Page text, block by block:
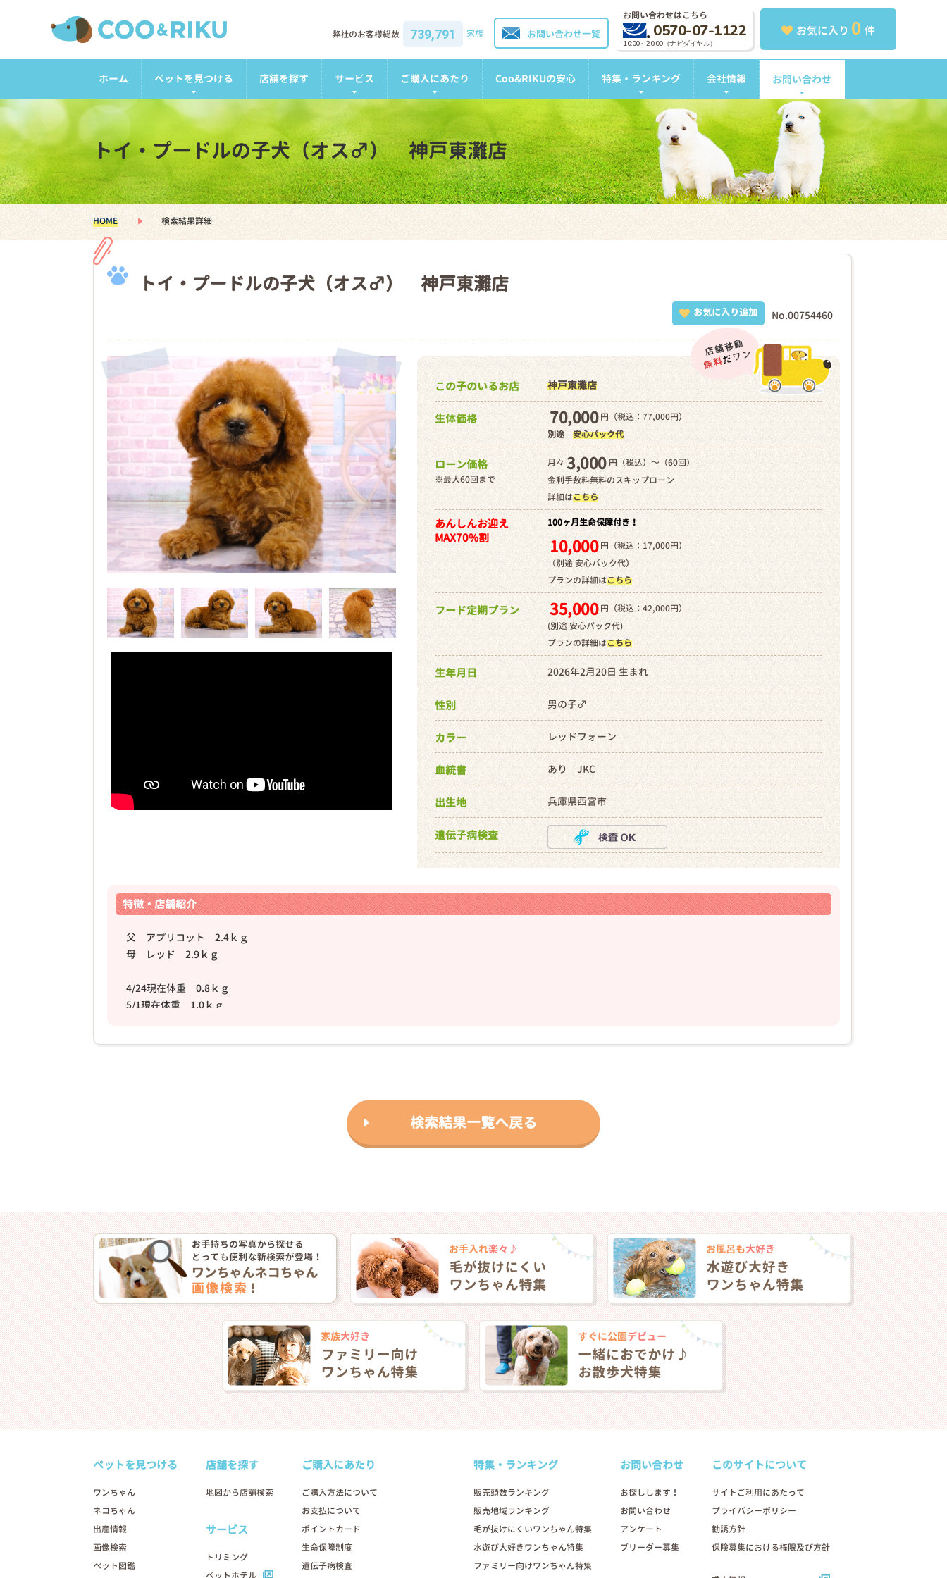
お気に入り 0 件
お問い合わせはこちら
0570-07-1122
10:00～20:00（ナビダイヤル）
お問い合わせ一覧
弊社のお客様総数 739,791 家族
ホーム ペットを見つける 店舗を探す サービス ご購入にあたり Coo&RIKUの安心 特集・ランキング 会社情報 お問い合わせ
トイ・プードルの子犬（オス♂） 神戸東灘店
HOME 検索結果詳細
トイ・プードルの子犬（オス♂） 神戸東灘店
No.00754460
お気に入り追加
この子のいるお店 神戸東灘店
生体価格 70,000円（税込：77,000円）
別途 安心パック代
ローン価格
※最大60回まで
月々 3,000 円（税込）～（60回）
金利手数料無料のスキップローン
詳細はこちら
あんしんお迎え
MAX70%割
100ヶ月生命保障付き！
10,000 円（税込：17,000円）
（別途 安心パック代）
プランの詳細はこちら
フード定期プラン 35,000 円（税込：42,000円）
(別途 安心パック代)
プランの詳細はこちら
生年月日 2026年2月20日 生まれ
性別 男の子♂
カラー レッドフォーン
血統書 あり JKC
出生地 兵庫県西宮市
遺伝子病検査
特徴・店舗紹介
父 アプリコット 2.4ｋｇ
母 レッド 2.9ｋｇ
4/24現在体重 0.8ｋｇ
5/1現在体重 1.0ｋｇ
検索結果一覧へ戻る
ペットを見つける
ワンちゃん
ネコちゃん
出産情報
画像検索
ペット図鑑
店舗を探す
地図から店舗検索
サービス
トリミング
ペットホテル
ご購入にあたり
ご購入方法について
お支払について
ポイントカード
生命保障制度
遺伝子病検査
特集・ランキング
販売頭数ランキング
販売地域ランキング
毛が抜けにくいワンちゃん特集
水遊び大好きワンちゃん特集
ファミリー向けワンちゃん特集
お問い合わせ
お探しします！
お問い合わせ
アンケート
ブリーダー募集
このサイトについて
サイトご利用にあたって
プライバシーポリシー
勧誘方針
保険募集における権限及び方針